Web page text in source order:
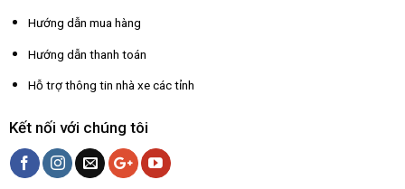
Hướng dẫn mua hàng
Hướng dẫn thanh toán
Hỗ trợ thông tin nhà xe các tỉnh
Kết nối với chúng tôi